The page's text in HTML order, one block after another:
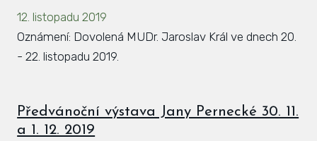
12. listopadu 2019
Oznámení: Dovolená MUDr. Jaroslav Král ve dnech 20.
- 22. listopadu 2019.
Předvánoční výstava Jany Pernecké 30. 11.
a 1. 12. 2019